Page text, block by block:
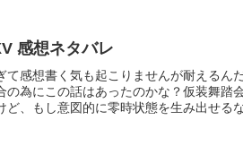
感想ネタバレ
て感想書く気も起こりませんが耐えるん
の為にこの話はあったのかな？仮装舞踏
ど、もし意図的に零時状態を生み出せる